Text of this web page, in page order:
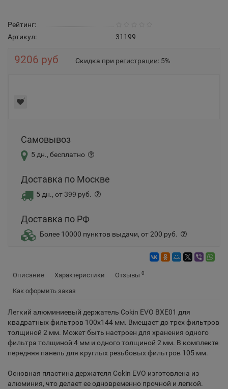
Рейтинг:
Артикул:
31199
9206 руб Скидка при регистрации: 5%
Самовывоз
5 дн., бесплатно
Доставка по Москве
5 дн., от 399 руб.
Доставка по РФ
Более 10000 пунктов выдачи, от 200 руб.
Описание Характеристики Отзывы 0
Как оформить заказ
Легкий алюминиевый держатель Cokin EVO BXE01 для
квадратных фильтров 100x144 мм. Вмещает до трех фильтров
толщиной 2 мм. Может быть настроен для хранения одного
фильтра толщиной 4 мм и одного толщиной 2 мм. В комплекте
передняя панель для круглых резьбовых фильтров 105 мм.
Основная пластина держателя Cokin EVO изготовлена ​​из
алюминия, что делает ее одновременно прочной и легкой.